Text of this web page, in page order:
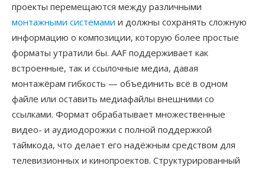
проекты перемещаются между различными
монтажными системами и должны сохранять сложную
информацию о композиции, которую более простые
форматы утратили бы. AAF поддерживает как
встроенные, так и ссылочные медиа, давая
монтажёрам гибкость — объединить всё в одном
файле или оставить медиафайлы внешними со
ссылками. Формат обрабатывает множественные
видео- и аудиодорожки с полной поддержкой
таймкода, что делает его надёжным средством для
телевизионных и кинопроектов. Структурированный